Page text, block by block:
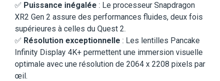
✅ Puissance inégalée : Le processeur Snapdragon
XR2 Gen 2 assure des performances fluides, deux fois
supérieures à celles du Quest 2.
✅ Résolution exceptionnelle : Les lentilles Pancake
Infinity Display 4K+ permettent une immersion visuelle
optimale avec une résolution de 2064 x 2208 pixels par
œil.